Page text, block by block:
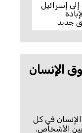
إسرائيل
جديد
الإنسان
في كل
الأشخاص.